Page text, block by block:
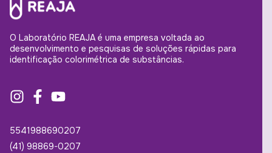
O Laboratório REAJA é uma empresa voltada ao
desenvolvimento e pesquisas de soluções rápidas para
identificação colorimétrica de substâncias.
5541988690207
(41) 98869-0207